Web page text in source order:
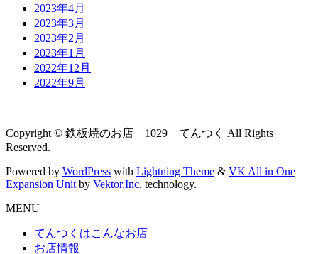
2023年4月
2023年3月
2023年2月
2023年1月
2022年12月
2022年9月
Copyright © 鉄板焼のお店 1029 てんつく All Rights
Reserved.
Powered by WordPress with Lightning Theme & VK All in One
Expansion Unit by Vektor,Inc. technology.
MENU
てんつくはこんなお店
お店情報